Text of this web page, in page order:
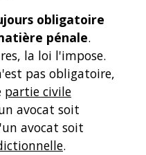
obligatoire
pénale.
la loi l'impose.
pas obligatoire,
partie civile
avocat soit
avocat soit
.